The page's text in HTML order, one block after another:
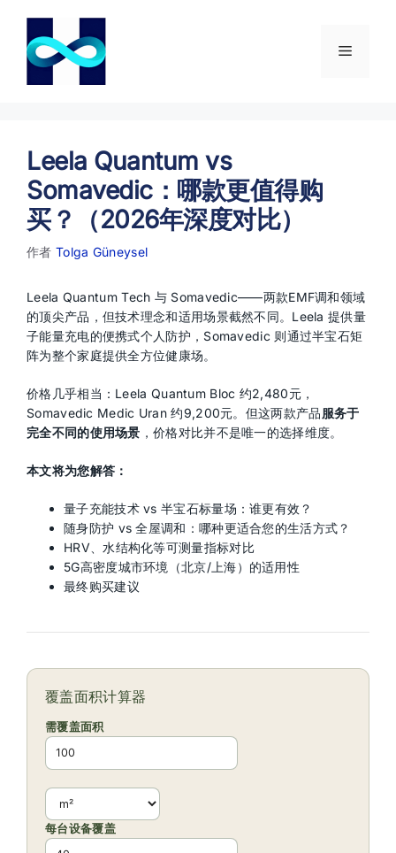
菜
Leela Quantum vs
Somavedic：哪款更值得购
买？（2026年深度对比）
作者 Tolga Güneysel
Leela Quantum Tech 与 Somavedic——两款EMF调和领域
的顶尖产品，但技术理念和适用场景截然不同。Leela 提供量
子能量充电的便携式个人防护，Somavedic 则通过半宝石矩
阵为整个家庭提供全方位健康场。
价格几乎相当：Leela Quantum Bloc 约2,480元，
Somavedic Medic Uran 约9,200元。但这两款产品服务于
完全不同的使用场景 ，价格对比并不是唯一的选择维度。
本文将为您解答：
量子充能技术 vs 半宝石标量场：谁更有效？
随身防护 vs 全屋调和：哪种更适合您的生活方式？
HRV、水结构化等可测量指标对比
5G高密度城市环境（北京/上海）的适用性
最终购买建议
覆盖面积计算器
需覆盖面积
每台设备覆盖